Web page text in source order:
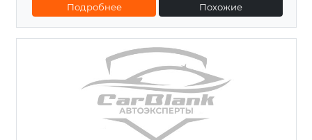
Подробнее Похожие